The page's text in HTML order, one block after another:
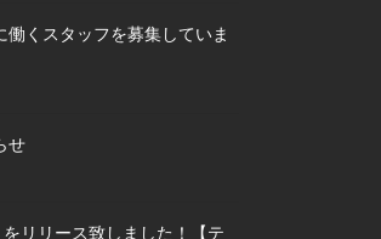
働くスタッフを募集していま
せ
リリース致しました！【テ